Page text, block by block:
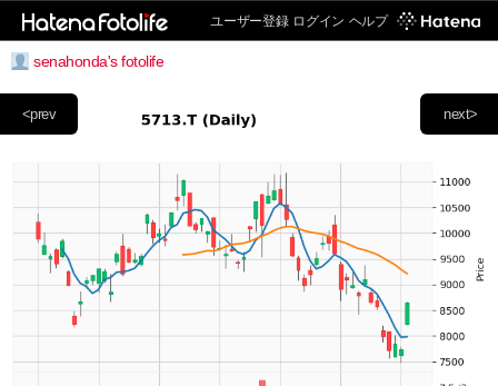
ユーザー登録 ログイン ヘルプ
senahonda's fotolife
next>
<prev